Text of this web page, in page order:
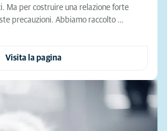
Ma per costruire una relazione forte
precauzioni. Abbiamo raccolto …
Visita la pagina